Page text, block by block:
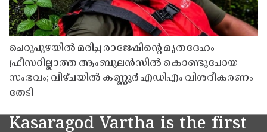
ചെറുപുഴയിൽ മരിച്ച രാജേഷിൻ്റെ മൃതദേഹം
ഫ്രീസറില്ലാത്ത ആംബുലൻസിൽ കൊണ്ടുപോയ
സംഭവം; വീഴ്ചയിൽ കണ്ണൂർ എഡിഎം വിശദീകരണം
തേടി
Kasaragod Vartha is the first